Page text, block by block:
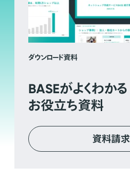
ダウンロード資料
BASEがよくわかる
お役立ち資料
資料請求